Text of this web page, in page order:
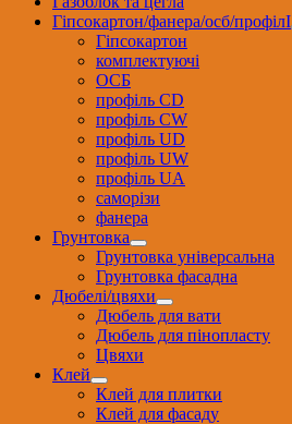
Гіпсокартон/фанера/осб/профілІ
Гіпсокартон
комплектуючі
ОСБ
профіль CD
профіль CW
профіль UD
профіль UW
профіль UА
саморізи
фанера
Грунтовка
Грунтовка універсальна
Грунтовка фасадна
Дюбелі/цвяхи
Дюбель для вати
Дюбель для пінопласту
Цвяхи
Клей
Клей для плитки
Клей для фасаду